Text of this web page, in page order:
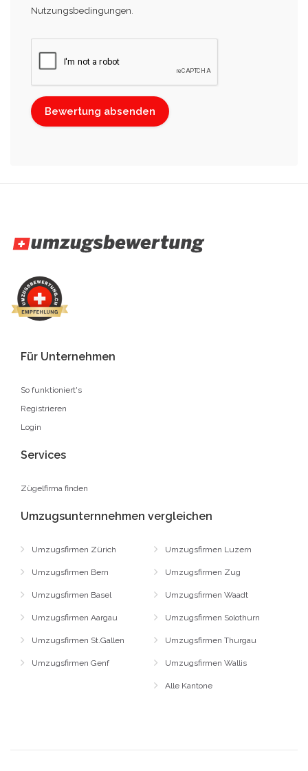
Nutzungsbedingungen
Für Unternehmen
So funktioniert's
Registrieren
Login
Services
Zügelfirma finden
Umzugsunternnehmen vergleichen
Umzugsfirmen Zürich
Umzugsfirmen Bern
Umzugsfirmen Basel
Umzugsfirmen Aargau
Umzugsfirmen St.Gallen
Umzugsfirmen Genf
Umzugsfirmen Luzern
Umzugsfirmen Zug
Umzugsfirmen Waadt
Umzugsfirmen Solothurn
Umzugsfirmen Thurgau
Umzugsfirmen Wallis
Alle Kantone